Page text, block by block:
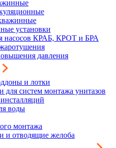
установки
насосов КРАБ, КРОТ и БРА
давления
и лотки
для систем монтажа унитазов
воды
монтажа
и отводящие желоба